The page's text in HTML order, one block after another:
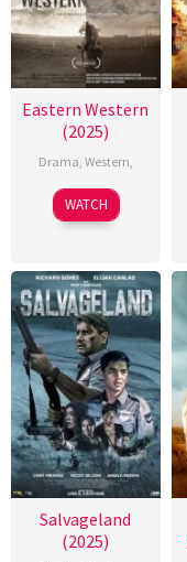
Eastern Western
(2025)
Drama, Western,
WATCH
Salvageland
(2025)